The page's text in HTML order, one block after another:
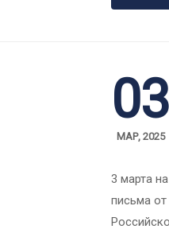
03
МАР, 2025
3 марта
письма